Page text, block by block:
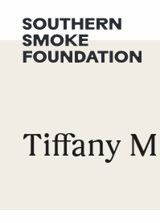
Tiffany